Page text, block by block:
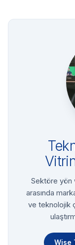
Sektöre yön
arasında
ve teknolojik
Wise